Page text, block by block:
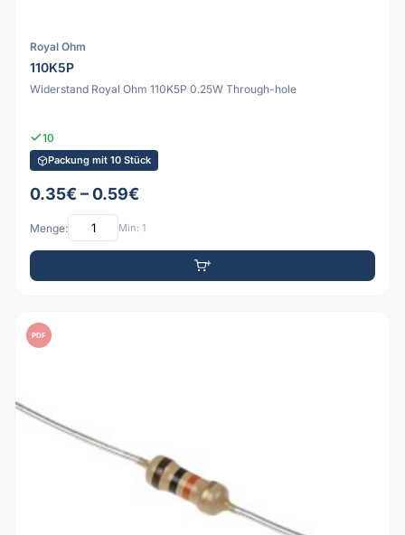
Royal Ohm
110K5P
Widerstand Royal Ohm 110K5P 0.25W Through-hole
10
Packung mit 10 Stück
0.35€ – 0.59€
Menge: Min: 1
PDF